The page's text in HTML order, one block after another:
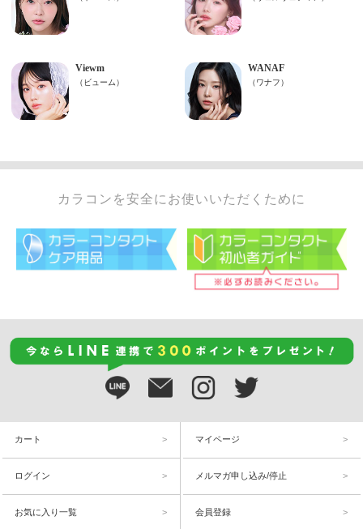
カラコンを安全にお使いいただくために
カート マイページ
ログイン メルマガ申し込み/停止
お気に入り一覧 会員登録